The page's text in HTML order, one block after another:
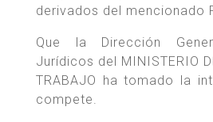
derivados del mencionado
Que la Dirección
Jurídicos del MINISTERIO
TRABAJO ha tomado la
compete.